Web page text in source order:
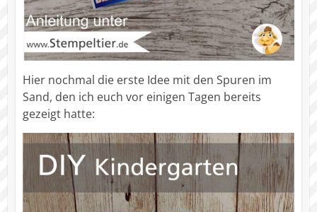
Hier nochmal die erste Idee mit den Spuren im
Sand, den ich euch vor einigen Tagen bereits
gezeigt hatte: